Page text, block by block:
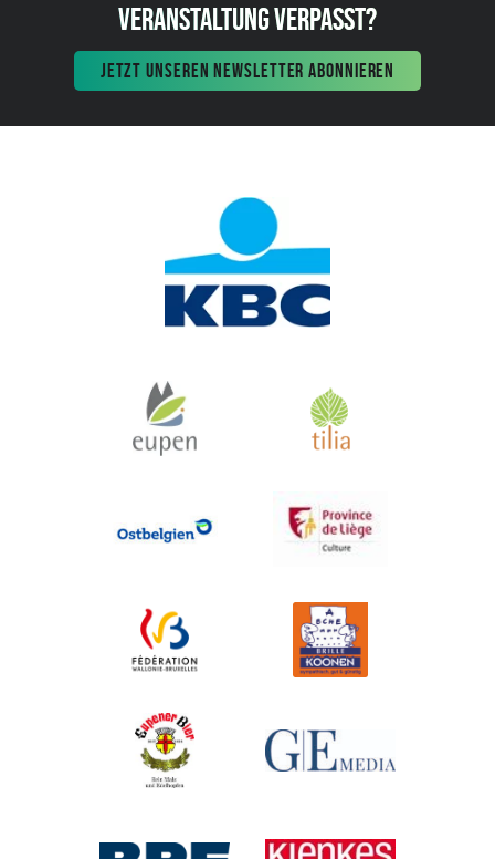
VERANSTALTUNG VERPASST?
JETZT UNSEREN NEWSLETTER ABONNIEREN